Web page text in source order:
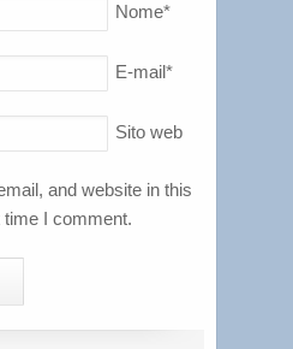
Nome*
E-mail*
Sito web
and website in this
I comment.